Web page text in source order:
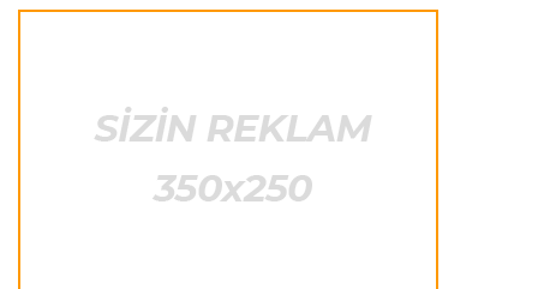
İtaliya S.A. 23:27 06.08.2026
Neapolda Maradonanın adını daşıyan yeni
stadion tikiləcək